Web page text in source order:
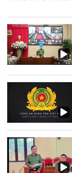
liên quan đến
CAND.